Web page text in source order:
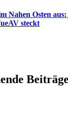
Nahen Osten
steckt
Beiträge